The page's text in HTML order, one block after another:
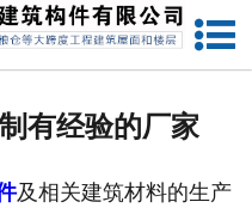
网站首页
有经验的厂家
及相关建筑材料的生产